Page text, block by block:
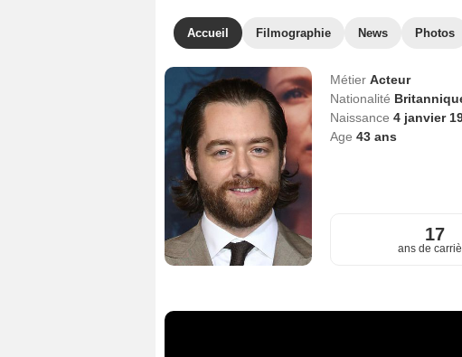
Accueil Filmographie News Photos
Métier Acteur
Nationalité
Naissance 4 janvier
Age 43ans
17
ans de